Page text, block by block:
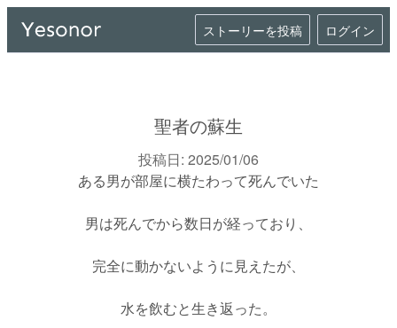
ストーリーを投稿 ログイン
聖者の蘇生
投稿日: 2025/01/06
ある男が部屋に横たわって死んでいた
男は死んでから数日が経っており、
完全に動かないように見えたが、
水を飲むと生き返った。